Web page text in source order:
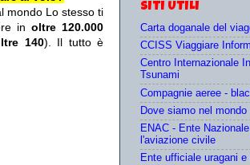
mondo Lo stesso ti
in oltre 120.000
140). Il tutto è
SITI UTILI
Carta doganale del
CCISS Viaggiare
Centro Internazionale
Tsunami
Compagnie aeree -
Dove siamo nel mondo
ENAC - Ente
l'aviazione civile
Ente ufficiale uragani